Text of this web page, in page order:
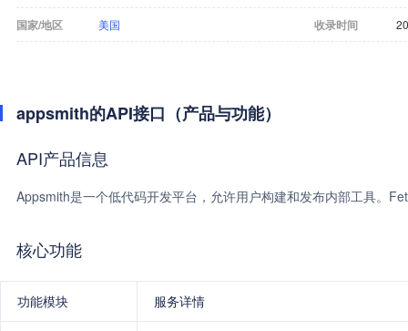
国家/地区 美国 收录时间
appsmith的API接口（产品与功能）
API产品信息
Appsmith是一个低代码开发平台，允许用户构建和发布内部工具。
核心功能
功能模块 服务详情